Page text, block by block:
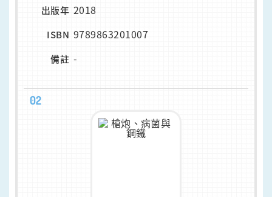
出版年 2018
ISBN 9789863201007
備註 -
02